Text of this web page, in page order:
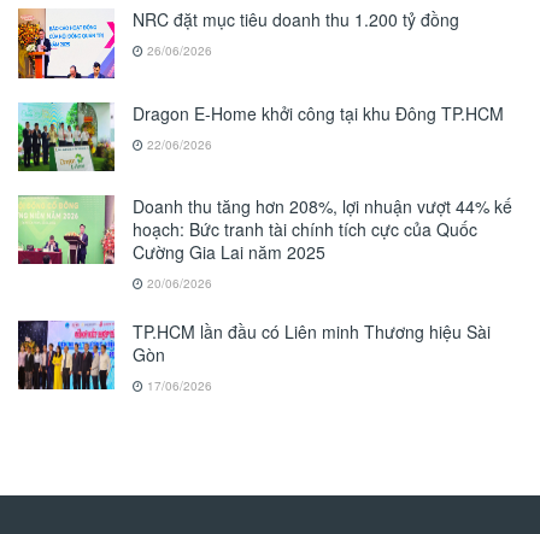
NRC đặt mục tiêu doanh thu 1.200 tỷ đồng
26/06/2026
Dragon E-Home khởi công tại khu Đông TP.HCM
22/06/2026
Doanh thu tăng hơn 208%, lợi nhuận vượt 44% kế
hoạch: Bức tranh tài chính tích cực của Quốc
Cường Gia Lai năm 2025
20/06/2026
TP.HCM lần đầu có Liên minh Thương hiệu Sài
Gòn
17/06/2026